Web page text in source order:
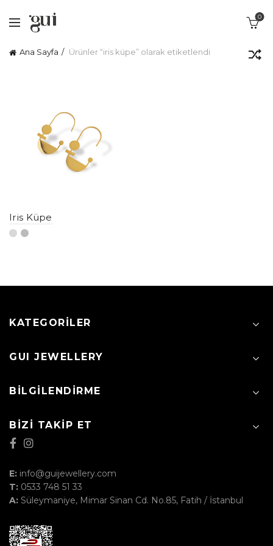
0
Ana Sayfa Ürünler “iris küpe” olarak etiketlendi
Iris Küpe
KATEGORILER
GUI JEWELLERY
BILGILENDIRME
BIZI TAKIP ET
E: info@guijewellery.com
T: 0533 748 51 33
A: Süleymaniye, Mimar Sinan Cd. No.85, Fatih / İstanbul